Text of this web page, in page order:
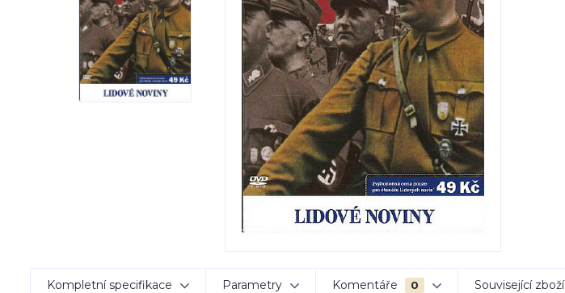
Kompletní specifikace Parametry Komentáře 0 Související zboží